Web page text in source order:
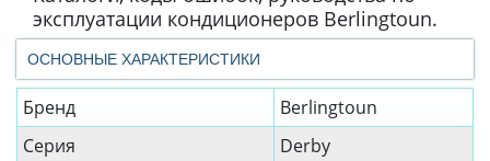
ОСНОВНЫЕ ХАРАКТЕРИСТИКИ
Бренд
Berlingtoun
Серия
Derby
эксплуатации кондиционеров Berlingtoun.